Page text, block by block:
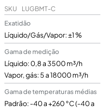
temperatura e pressão
(LUGBMT-C)
SKU
LUGBMT-C
Exatidão
Líquido/Gás/Vapor: ±1 %
Gama de medição
Líquido: 0,8 a 3500 m³/h
Vapor, gás: 5 a 18000 m³/h
Gama de temperaturas médias
Padrão: -40 a +260 °C (-40 a